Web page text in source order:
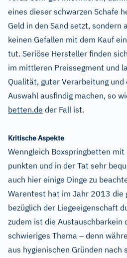
eines dieser schwarzen Schafe
Geld in den Sand setzt, sondern
keinen Gefallen mit dem Kauf
tut. Seriöse Hersteller finden
im mittleren Preissegment und
Qualität, guter Verarbeitung
Auswahl ausfindig machen, so
betten.de der Fall ist.
Kritische Aspekte
Wenngleich Boxspringbetten
punkten und in der Tat sehr
auch hier einige Dinge zu
Warentest hat im Jahr 2013 die
bezüglich der Liegeeigenschaft
zudem ist die Austauschbarkein
schwieriges Thema – denn
aus hygienischen Gründen nach